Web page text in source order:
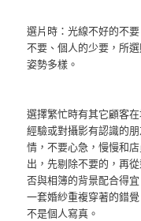
選片時：光線不好的不
不要、個人的少要，所
姿勢多樣。
選擇繁忙時有其它顧客
經驗或對攝影有認識的
情，不要心急，慢慢和
出，先剔除不要的，再
否與相簿的背景配合得
一套婚紗重複穿著的錯
不是個人寫真。